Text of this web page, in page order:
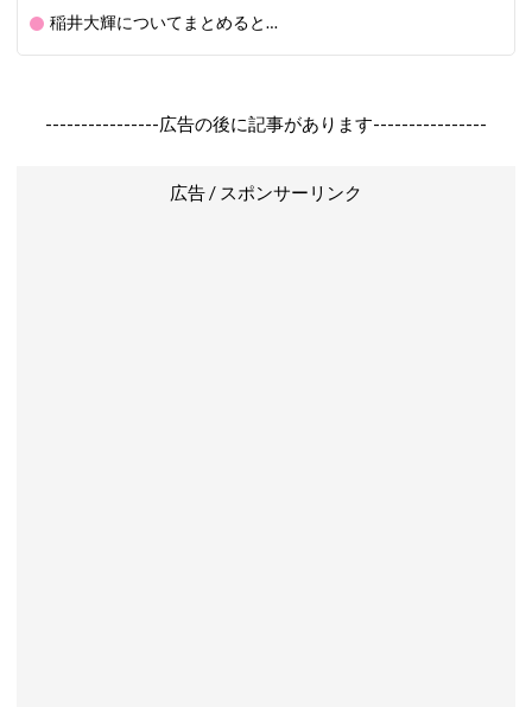
稲井大輝についてまとめると…
----------------広告の後に記事があります----------------
広告 / スポンサーリンク